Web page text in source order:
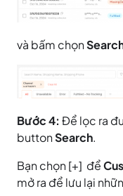
và bấm chọn
Bước 4: Để lọc ra
buttonSearch.
Bạn chọn [+] để
mở ra để lưu lại